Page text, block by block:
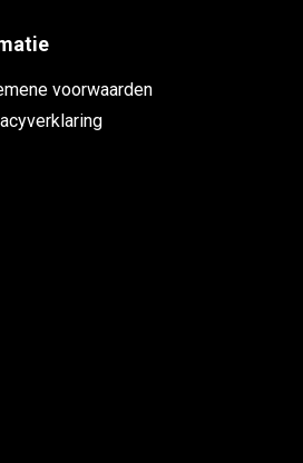
voorwaarden